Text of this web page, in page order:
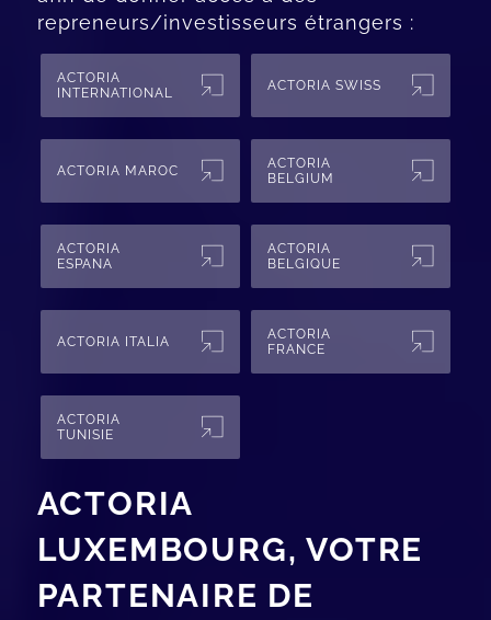
repreneurs/investisseurs étrangers :
ACTORIA
INTERNATIONAL
ACTORIA SWISS
ACTORIA MAROC
ACTORIA
BELGIUM
ACTORIA
ESPANA
ACTORIA
BELGIQUE
ACTORIA ITALIA
ACTORIA
FRANCE
ACTORIA
TUNISIE
ACTORIA
LUXEMBOURG, VOTRE
PARTENAIRE DE